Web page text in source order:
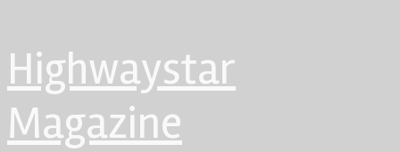
Highwaystar
Magazine